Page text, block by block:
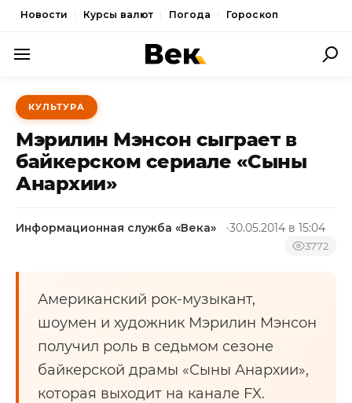
Новости Курсы валют Погода Гороскоп
ПОЛИТИКА
ЭКОНОМИКА
ОБЩЕСТВО
СПОРТ
КУЛЬТУРА
Мэрилин Мэнсон сыграет в
байкерском сериале «Сыны
Анархии»
Информационная служба «Века» 30.05.2014 в 15:04
3772
Американский рок-музыкант,
шоумен и художник Мэрилин Мэнсон
получил роль в седьмом сезоне
байкерской драмы «Сыны Анархии»,
которая выходит на канале FX.